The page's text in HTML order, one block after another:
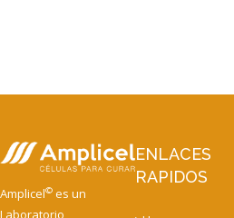
Amplicel© es un
Laboratorio
ENLACES
RAPIDOS